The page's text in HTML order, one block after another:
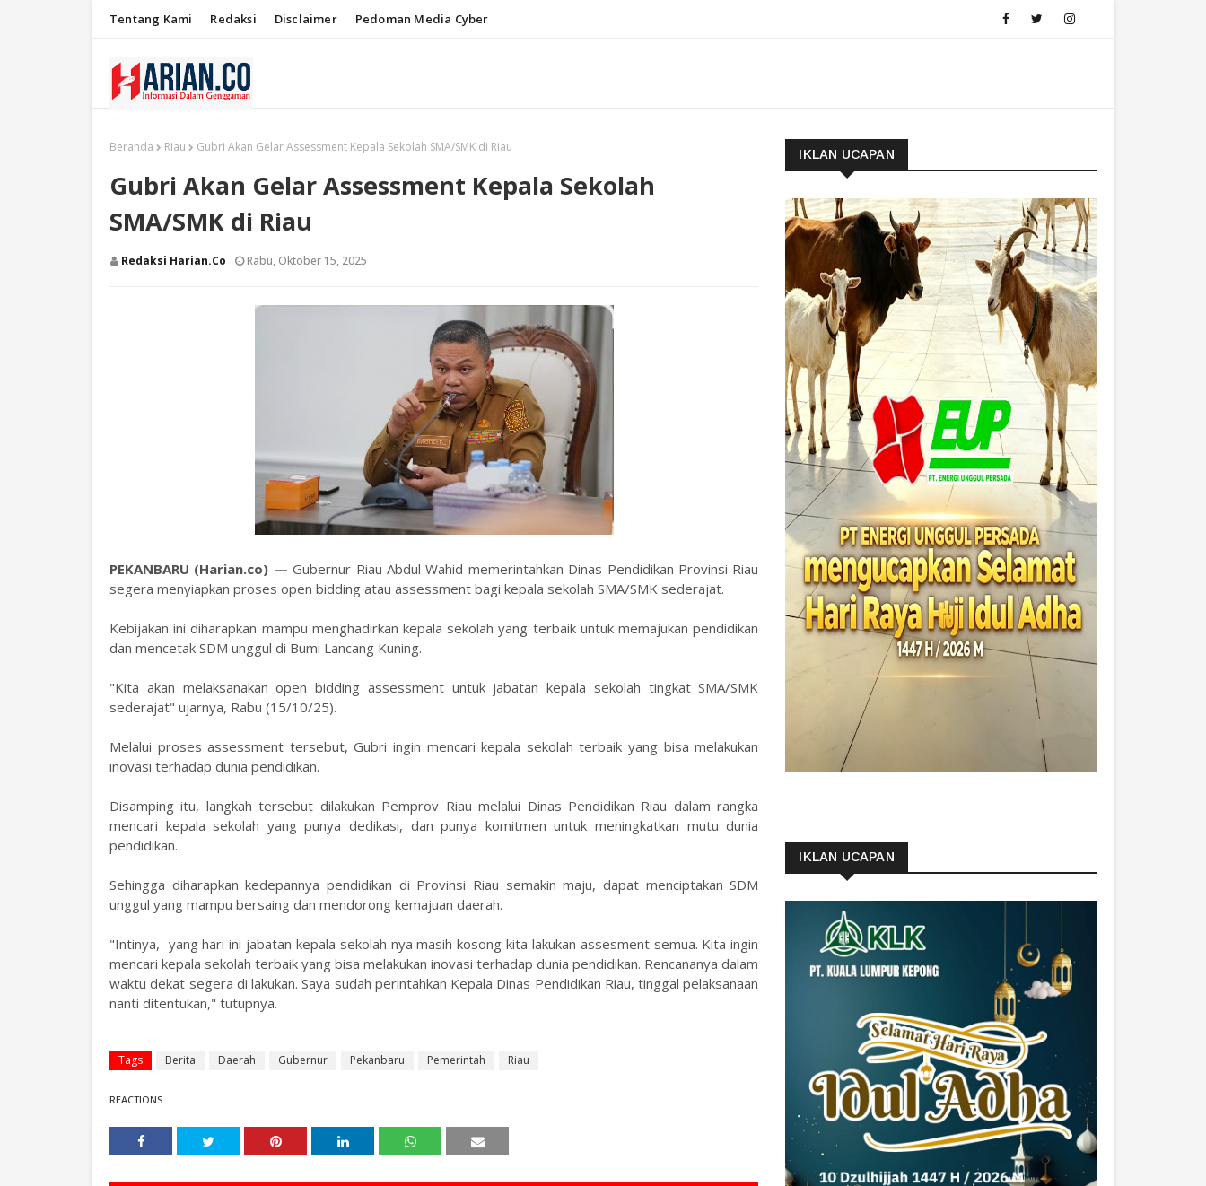
Tentang Kami Redaksi Disclaimer Pedoman Media Cyber
Beranda Riau Gubri Akan Gelar Assessment Kepala Sekolah SMA/SMK di Riau
Gubri Akan Gelar Assessment Kepala Sekolah
SMA/SMK di Riau
Redaksi Harian.co Rabu, Oktober 15, 2025
PEKANBARU (Harian.co) —Gubernur Riau Abdul Wahid memerintahkan Dinas Pendidikan Provinsi Riau
segera menyiapkan proses open bidding atau assessment bagi kepala sekolah SMA/SMK sederajat.
Kebijakan ini diharapkan mampu menghadirkan kepala sekolah yang terbaik untuk memajukan pendidikan
dan mencetak SDM unggul di Bumi Lancang Kuning.
"Kita akan melaksanakan open bidding assessment untuk jabatan kepala sekolah tingkat SMA/SMK
sederajat" ujarnya, Rabu (15/10/25).
Melalui proses assessment tersebut, Gubri ingin mencari kepala sekolah terbaik yang bisa melakukan
inovasi terhadap dunia pendidikan.
Disamping itu, langkah tersebut dilakukan Pemprov Riau melalui Dinas Pendidikan Riau dalam rangka
mencari kepala sekolah yang punya dedikasi, dan punya komitmen untuk meningkatkan mutu dunia
pendidikan.
Sehingga diharapkan kedepannya pendidikan di Provinsi Riau semakin maju, dapat menciptakan SDM
unggul yang mampu bersaing dan mendorong kemajuan daerah.
"Intinya, yang hari ini jabatan kepala sekolah nya masih kosong kita lakukan assesment semua. Kita ingin
mencari kepala sekolah terbaik yang bisa melakukan inovasi terhadap dunia pendidikan. Rencananya dalam
waktu dekat segera di lakukan. Saya sudah perintahkan Kepala Dinas Pendidikan Riau, tinggal pelaksanaan
nanti ditentukan," tutupnya.
Tags Berita Daerah Gubernur Pekanbaru Pemerintah Riau
REACTIONS
IKLAN UCAPAN
IKLAN UCAPAN